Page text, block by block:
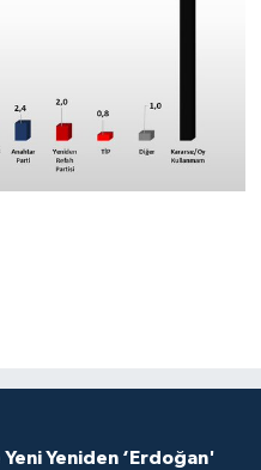
Yeni Yeniden ‘Erdoğan'